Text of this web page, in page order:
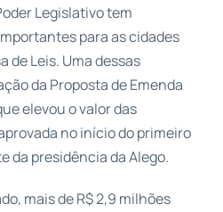
Legislativo tem
para as cidades
de Leis. Uma dessas
da Proposta de Emenda
elevou o valor das
no início do primeiro
da presidência da Alego.
mais de R$ 2,9 milhões